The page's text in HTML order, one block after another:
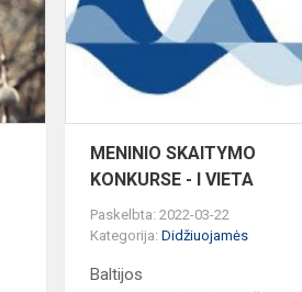
KONKURSE
MENINIO SKAITYMO
KONKURSE - I VIETA
Paskelbta: 2022-03-22
Kategorija:Didžiuojamės
Baltijos